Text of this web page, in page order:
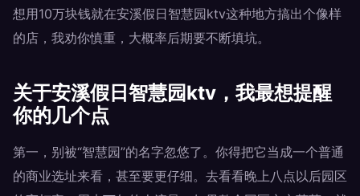
想用10万块钱就在安溪假日智慧园ktv这种地方搞出个像样
的店，我劝你慎重，大概率后期要不断填坑。
关于安溪假日智慧园ktv，我最想提醒
你的几个点
第一，别被“智慧园”的名字忽悠了。你得把它当成一个普通
的商业选址来看，甚至要更仔细。去看看晚上八点以后园区